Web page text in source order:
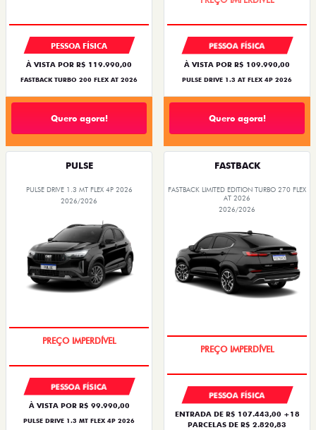
PESSOA FÍSICA
À VISTA POR R$ 119.990,00
FASTBACK TURBO 200 FLEX AT 2026
Quero agora!
BARATO DO BRASIL
PESSOA FÍSICA
À VISTA POR R$ 109.990,00
PULSE DRIVE 1.3 AT FLEX 4P 2026
Quero agora!
PULSE
PULSE DRIVE 1.3 MT FLEX 4P 2026
2026/2026
OPORTUNIDADE
PESSOA FÍSICA
À VISTA POR R$ 99.990,00
PULSE DRIVE 1.3 MT FLEX 4P 2026
FASTBACK
FASTBACK LIMITED EDITION TURBO 270 FLEX
AT 2026
2026/2026
COM USADO NA TROCA
PESSOA FÍSICA
ENTRADA DE R$ 107.443,00 +18
PARCELAS DE R$ 2.820,83